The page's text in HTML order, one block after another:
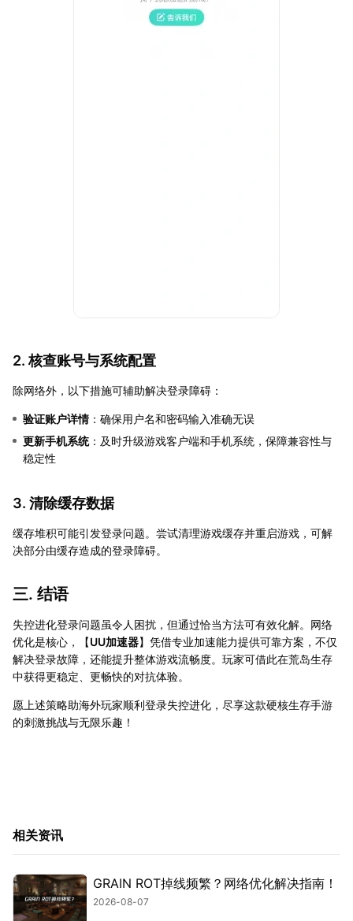
2. 核查账号与系统配置
除网络外，以下措施可辅助解决登录障碍：
验证账户详情：确保用户名和密码输入准确无误
更新手机系统：及时升级游戏客户端和手机系统，保障兼容性与
稳定性
3. 清除缓存数据
缓存堆积可能引发登录问题。尝试清理游戏缓存并重启游戏，可解
决部分由缓存造成的登录障碍。
三. 结语
失控进化登录问题虽令人困扰，但通过恰当方法可有效化解。网络
优化是核心，【UU加速器】凭借专业加速能力提供可靠方案，不仅
解决登录故障，还能提升整体游戏流畅度。玩家可借此在荒岛生存
中获得更稳定、更畅快的对抗体验。
愿上述策略助海外玩家顺利登录失控进化，尽享这款硬核生存手游
的刺激挑战与无限乐趣！
相关资讯
GRAIN ROT掉线频繁？网络优化解决指南！
2026-08-07